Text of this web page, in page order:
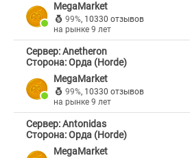
MegaMarket
99%, 10330 отзывов
на рынке 9 лет
Сервер: Anetheron
Сторона: Орда (Horde)
MegaMarket
99%, 10330 отзывов
на рынке 9 лет
Сервер: Antonidas
Сторона: Орда (Horde)
MegaMarket